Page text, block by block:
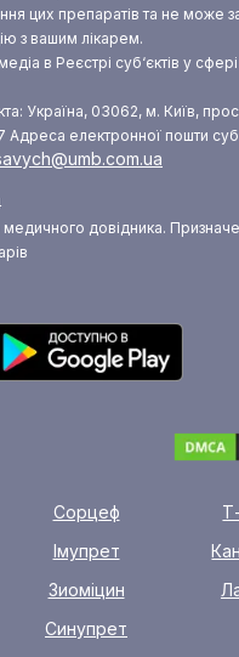
цих препаратів та не може
з вашим лікарем.
в Реєстрі суб‘єктів у
Україна, 03062, м. Київ,
Адреса електронної пошти
довідника.
Сорцеф
Імупрет
Зиоміцин
Синупрет